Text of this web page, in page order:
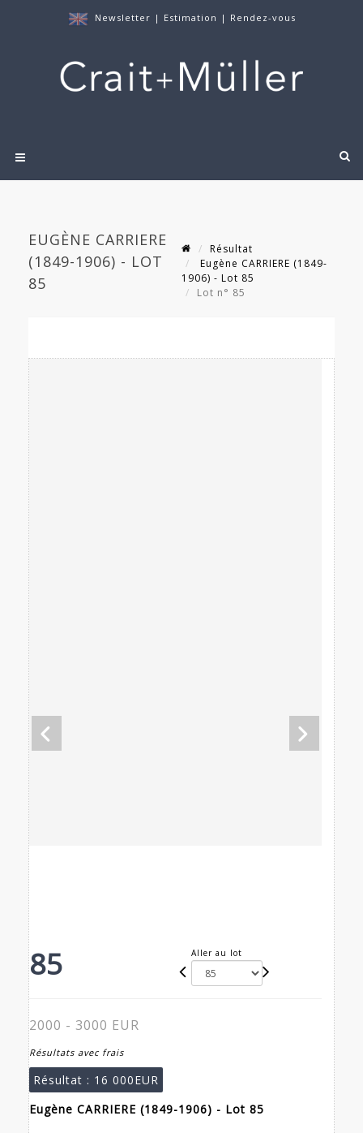
Newsletter | Estimation | Rendez-vous
EUGÈNE CARRIERE
(1849-1906) - LOT
85
Résultat
Eugène CARRIERE (1849-
1906) - Lot 85
Lot n° 85
85 Aller au lot
2000 - 3000 EUR
Résultats avec frais
Résultat : 16 000EUR
Eugène CARRIERE (1849-1906) - Lot 85